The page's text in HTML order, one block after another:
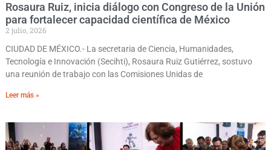
Rosaura Ruiz, inicia diálogo con Congreso de la Unión
para fortalecer capacidad científica de México
2 julio, 2026
CIUDAD DE MÉXICO.- La secretaria de Ciencia, Humanidades,
Tecnología e Innovación (Secihti), Rosaura Ruiz Gutiérrez, sostuvo
una reunión de trabajo con las Comisiones Unidas de
Leer más »